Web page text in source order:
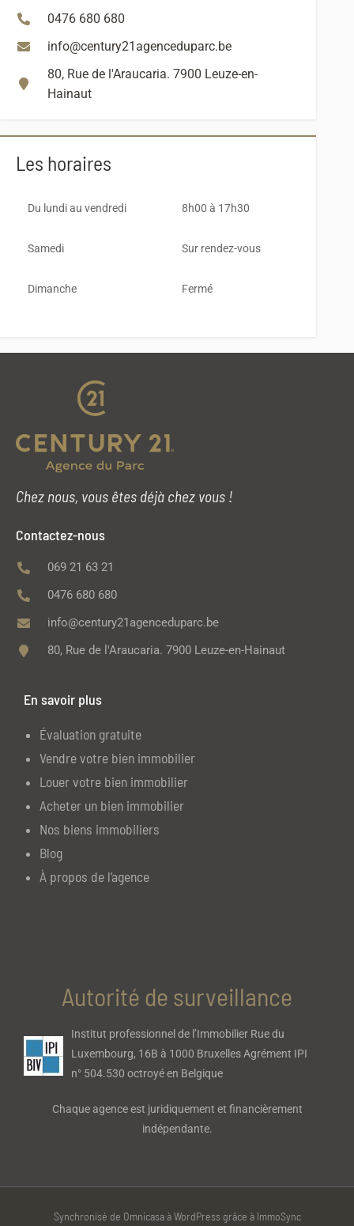
0476 680 680
info@century21agenceduparc.be
80, Rue de l'Araucaria. 7900 Leuze-en-
Hainaut
Les horaires
Du lundi au vendredi 8h00 à 17h30
Samedi Sur rendez-vous
Dimanche Fermé
Chez nous, vous êtes déjà chez vous !
Contactez-nous
069 21 63 21
0476 680 680
info@century21agenceduparc.be
80, Rue de l'Araucaria. 7900 Leuze-en-Hainaut
En savoir plus
Évaluation gratuite
Vendre votre bien immobilier
Louer votre bien immobilier
Acheter un bien immobilier
Nos biens immobiliers
Blog
À propos de l’agence
Autorité de surveillance
Institut professionnel de l’Immobilier Rue du
Luxembourg, 16B à 1000 Bruxelles Agrément IPI
n° 504.530 octroyé en Belgique
Chaque agence est juridiquement et financièrement
indépendante.
Synchronisé de Omnicasa à WordPress grâce à ImmoSync